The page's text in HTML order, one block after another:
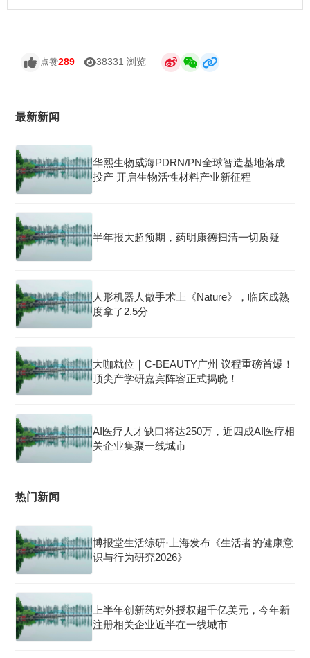
点赞289 38331 浏览
最新新闻
华熙生物威海PDRN/PN全球智造基地落成
投产 开启生物活性材料产业新征程
半年报大超预期，药明康德扫清一切质疑
人形机器人做手术上《Nature》，临床成熟
度拿了2.5分
大咖就位｜C-BEAUTY广州 议程重磅首爆！
顶尖产学研嘉宾阵容正式揭晓！
AI医疗人才缺口将达250万，近四成AI医疗相
关企业集聚一线城市
热门新闻
博报堂生活综研·上海发布《生活者的健康意
识与行为研究2026》
上半年创新药对外授权超千亿美元，今年新
注册相关企业近半在一线城市